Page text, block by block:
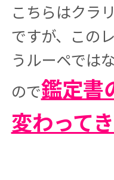
こちらはクラ
ですが、この
うルーペでは
ので鑑定書
変わって